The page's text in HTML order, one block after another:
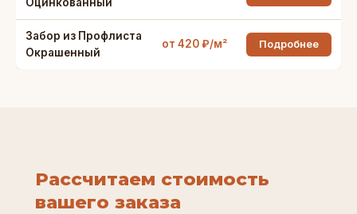
Забор из Профлиста
Окрашенный
от 420 ₽/м² Подробнее
Рассчитаем стоимость
вашего заказа